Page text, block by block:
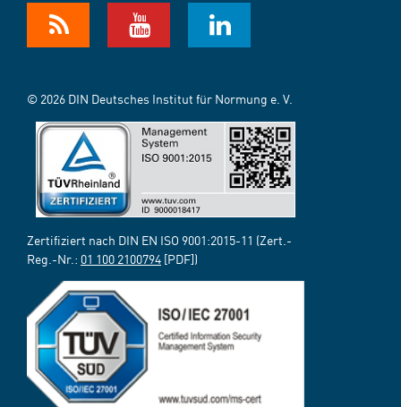
© 2026 DIN Deutsches Institut für Normung e. V.
Zertifiziert nach DIN EN ISO 9001:2015-11 (Zert.-
Reg.-Nr.: 01 100 2100794 [PDF])